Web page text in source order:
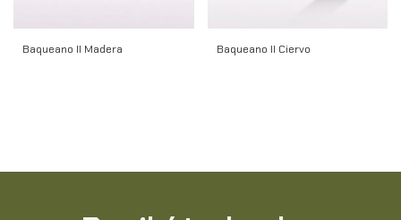
Baqueano II Madera Baqueano II Ciervo